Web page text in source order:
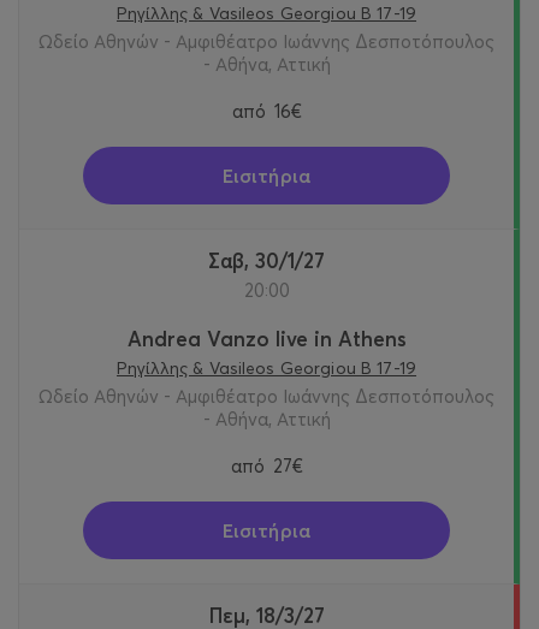
Ρηγίλλης & Vasileos Georgiou B 17-19
Ωδείο Αθηνών - Αμφιθέατρο Ιωάννης Δεσποτόπουλος
- Αθήνα, Αττική
από 16€
Εισιτήρια
Σαβ, 30/1/27
20:00
Andrea Vanzo live in Athens
Ρηγίλλης & Vasileos Georgiou B 17-19
Ωδείο Αθηνών - Αμφιθέατρο Ιωάννης Δεσποτόπουλος
- Αθήνα, Αττική
από 27€
Εισιτήρια
Πεμ, 18/3/27